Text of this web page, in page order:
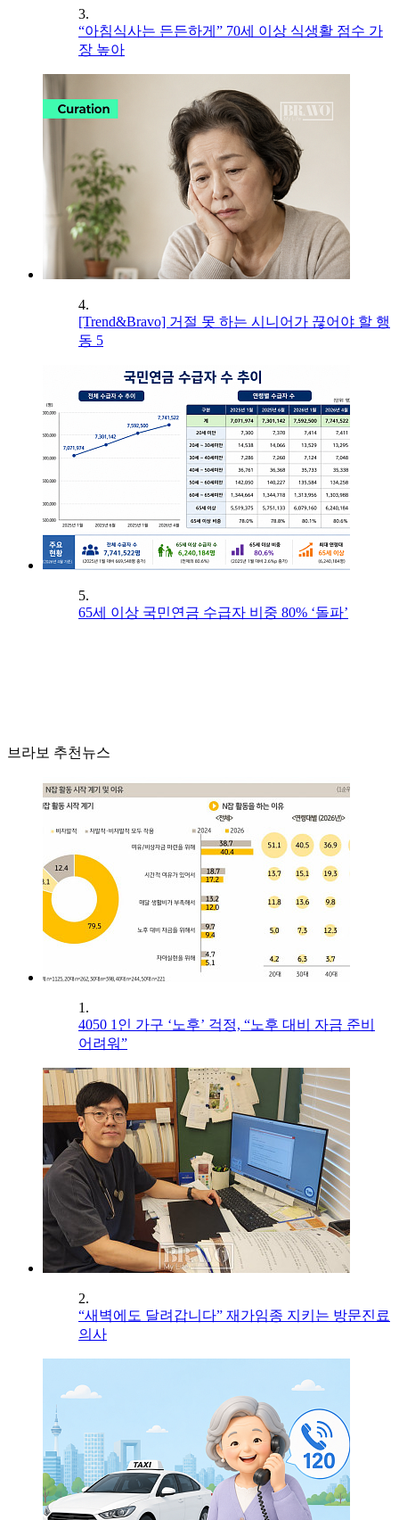
3.
“아침식사는 든든하게” 70세 이상 식생활 점수 가
장 높아
4.
[Trend&Bravo] 거절 못 하는 시니어가 끊어야 할 행
동 5
5.
65세 이상 국민연금 수급자 비중 80% ‘돌파’
브라보 추천뉴스
1.
4050 1인 가구 ‘노후’ 걱정, “노후 대비 자금 준비
어려워”
2.
“새벽에도 달려갑니다” 재가임종 지키는 방문진료
의사